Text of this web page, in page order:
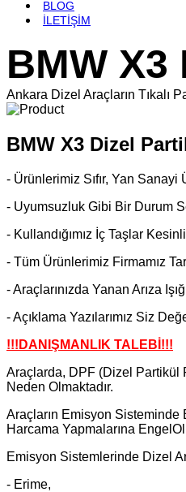
BLOG
İLETİŞİM
BMW
Ankara Dizel Araçların Tıkalı
BMW X3 Dizel
- Ürünlerimiz Sıfır, Yan
- Uyumsuzluk Gibi Bir Durum
- Kullandığımız İç Taşlar
- Tüm Ürünlerimiz Firmamız
- Araçlarınızda Yanan Arıza
- Açıklama Yazılarımız Siz
!!!DANIŞMANLIK TALEBİ!!!
Araçlarda, DPF (Dizel Partikül
Neden Olmaktadır.
Araçların Emisyon Sisteminde
Harcama Yapmalarına
Emisyon Sistemlerinde Dizel
- Erime,